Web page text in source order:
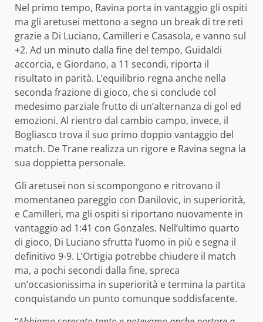
Nel primo tempo, Ravina porta in vantaggio gli ospiti
ma gli aretusei mettono a segno un break di tre reti
grazie a Di Luciano, Camilleri e Casasola, e vanno sul
+2. Ad un minuto dalla fine del tempo, Guidaldi
accorcia, e Giordano, a 11 secondi, riporta il
risultato in parità. L’equilibrio regna anche nella
seconda frazione di gioco, che si conclude col
medesimo parziale frutto di un’alternanza di gol ed
emozioni. Al rientro dal cambio campo, invece, il
Bogliasco trova il suo primo doppio vantaggio del
match. De Trane realizza un rigore e Ravina segna la
sua doppietta personale.
Gli aretusei non si scompongono e ritrovano il
momentaneo pareggio con Danilovic, in superiorità,
e Camilleri, ma gli ospiti si riportano nuovamente in
vantaggio ad 1:41 con Gonzales. Nell’ultimo quarto
di gioco, Di Luciano sfrutta l’uomo in più e segna il
definitivo 9-9. L’Ortigia potrebbe chiudere il match
ma, a pochi secondi dalla fine, spreca
un’occasionissima in superiorità e termina la partita
conquistando un punto comunque soddisfacente.